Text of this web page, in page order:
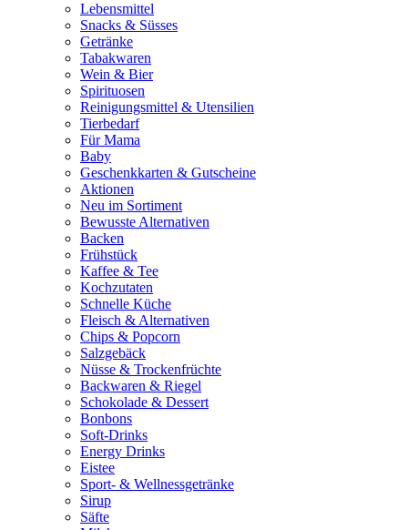
Lebensmittel
Snacks & Süsses
Getränke
Tabakwaren
Wein & Bier
Spirituosen
Reinigungsmittel & Utensilien
Tierbedarf
Für Mama
Baby
Geschenkkarten & Gutscheine
Aktionen
Neu im Sortiment
Bewusste Alternativen
Backen
Frühstück
Kaffee & Tee
Kochzutaten
Schnelle Küche
Fleisch & Alternativen
Chips & Popcorn
Salzgebäck
Nüsse & Trockenfrüchte
Backwaren & Riegel
Schokolade & Dessert
Bonbons
Soft-Drinks
Energy Drinks
Eistee
Sport- & Wellnessgetränke
Sirup
Säfte